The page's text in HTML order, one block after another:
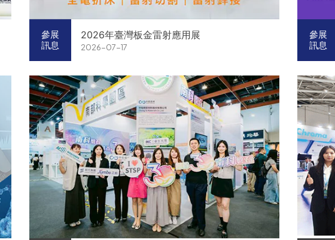
參展
訊息
2026年臺灣板金雷射應用展
2026-07-17
參展
訊息